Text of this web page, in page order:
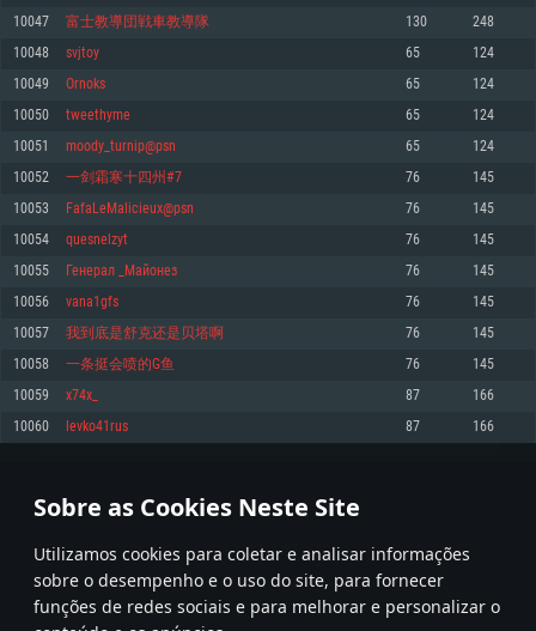
Sobre as Cookies Neste Site
Utilizamos cookies para coletar e analisar informações
sobre o desempenho e o uso do site, para fornecer
funções de redes sociais e para melhorar e personalizar o
Mínimo
Sistema Operativo: Windows 10 (64 bit)
Processador: Dual-Core 2.2 GHz
Memória: 4GB
Placa Gráfica: Placa com DirectX 11: AMD Radeon 77XX / NVIDIA GeForce
GTX 660. Resolução mínima suportada: 720p
Network: Internet de banda larga.
Disco: 23,1 GB
Recomendado
superior, Radeon RX 570 ou superior
Disco: 75,9 GB
Mínimo
Sistema Operativo: Mac OS Big Sur 11.0 ou versão mais recente
Processador: Core i5 2.2GHz mínimo (Intel Xeon não suportado)
Memória: 6 GB
Placa Gráfica: Intel Iris Pro 5200 (Mac), equivalentes AMD/Nvidia para Mac.
Resolução mínima suportada: 720p com suporte Metal.
Network: Internet de banda larga.
Disco: 21,5 GB
Recomendado
Network: Internet de banda larga.
Mínimo
Sistema Operativo: Distribuições mais modernas do Linux de 64bit
Processador: Dual-Core 2.4 GHz
Memória: 4 GB
Placa Gráfica: NVIDIA 660 com os drivers mais recentes (não mais de 6
meses) / equivalentes AMD com os drivers mais recentes com suporte
Vulkan (não mais de 6 meses); Resolução mínima suportada: 720p.
Network: Internet de banda larga.
Disco: 21,5 GB
Recomendado
Sistema Operativo: Ubuntu 20.04 64bit
Processador: Intel Core i7
Memória: 16 GB
Placa Gráfica: NVIDIA 1060 com os drivers mais recentes (não mais de 6
meses) / equivalentes AMD (Radeon RX 570) com os drivers mais recentes
Network: Internet de banda larga.
10047 富士教導団戦車教導隊 130 248
10048 svjtoy 65 124
10049 Ornoks 65 124
10050 tweethyme 65 124
10051 moody_turnip@psn 65 124
10052 一剑霜寒十四州#7 76 145
10053 FafaLeMalicieux@psn 76 145
10054 quesnelzyt 76 145
10055 Генерал _Майонез 76 145
10056 vana1gfs 76 145
10057 我到底是舒克还是贝塔啊 76 145
10058 一条挺会喷的G鱼 76 145
10059 x74x_ 87 166
10060 levko41rus 87 166